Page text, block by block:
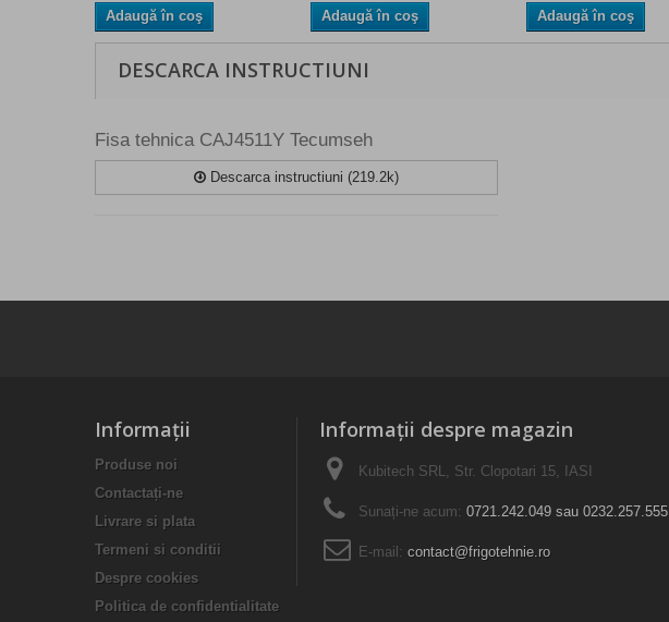
Adaugă în coş Adaugă în coş Adaugă în coş
DESCARCA INSTRUCTIUNI
Fisa tehnica CAJ4511Y Tecumseh
Descarca instructiuni (219.2k)
Informaţii
Produse noi
Contactați-ne
Livrare si plata
Termeni si conditii
Despre cookies
Politica de confidentialitate
Informații despre magazin
Kubitech SRL, Str. Clopotari 15, IASI
Sunați-ne acum: 0721.242.049 sau 0232.257.555
E-mail: contact@frigotehnie.ro